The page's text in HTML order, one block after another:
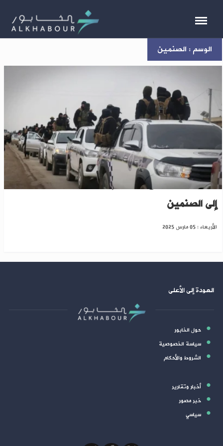
الوسم : الصنمين
درعا: وزارة الدفاع تواصل إرسال تعزيزات عسكرية
إلى الصنمين
الأربعاء : 05 مارس 2025
العودة إلى الأعلى
حول الخابور
سياسة الخصوصية
الشروط والأحكام
أخبار وتقارير
خبر مصور
سياسي